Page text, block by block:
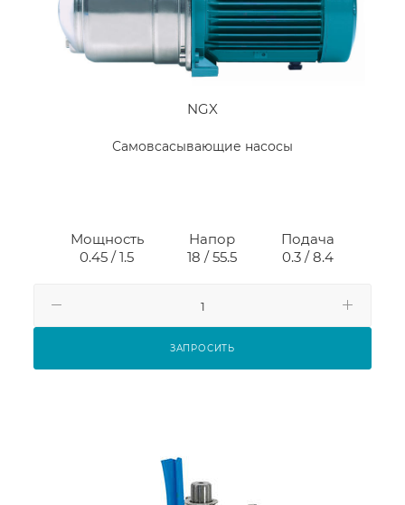
NGX
Самовсасывающие насосы
Мощность
0.45 / 1.5
Напор
18 / 55.5
Подача
0.3 / 8.4
ЗАПРОСИТЬ